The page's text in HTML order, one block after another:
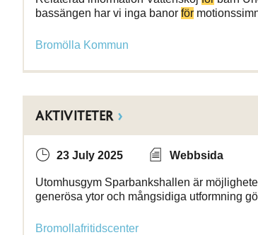
bassängen har vi inga banor för
Bromölla Kommun
AKTIVITETER
23 July 2025 Webbsida
Utomhusgym Sparbankshallen är
generösa ytor och mångsidiga utformning
Bromollafritidscenter